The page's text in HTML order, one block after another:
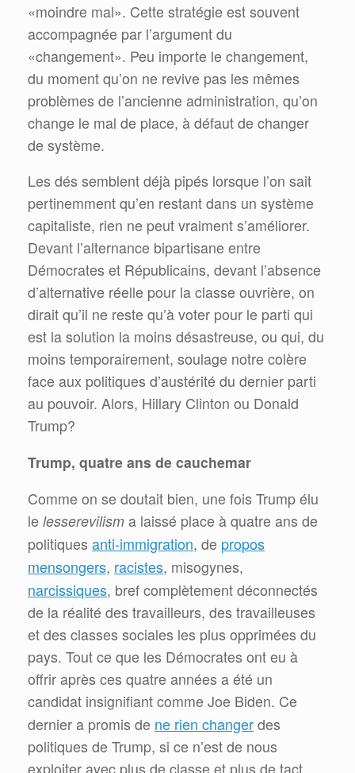
«moindre mal». Cette stratégie est souvent
accompagnée par l’argument du
«changement». Peu importe le changement,
du moment qu’on ne revive pas les mêmes
problèmes de l’ancienne administration, qu’on
change le mal de place, à défaut de changer
de système.
Les dés semblent déjà pipés lorsque l’on sait
pertinemment qu’en restant dans un système
capitaliste, rien ne peut vraiment s’améliorer.
Devant l’alternance bipartisane entre
Démocrates et Républicains, devant l’absence
d’alternative réelle pour la classe ouvrière, on
dirait qu’il ne reste qu’à voter pour le parti qui
est la solution la moins désastreuse, ou qui, du
moins temporairement, soulage notre colère
face aux politiques d’austérité du dernier parti
au pouvoir. Alors, Hillary Clinton ou Donald
Trump?
Trump, quatre ans de cauchemar
Comme on se doutait bien, une fois Trump élu
le lesserevilism a laissé place à quatre ans de
politiques anti-immigration, de propos
mensongers, racistes, misogynes,
narcissiques, bref complètement déconnectés
de la réalité des travailleurs, des travailleuses
et des classes sociales les plus opprimées du
pays. Tout ce que les Démocrates ont eu à
offrir après ces quatre années a été un
candidat insignifiant comme Joe Biden. Ce
dernier a promis de ne rien changer des
politiques de Trump, si ce n’est de nous
exploiter avec plus de classe et plus de tact.